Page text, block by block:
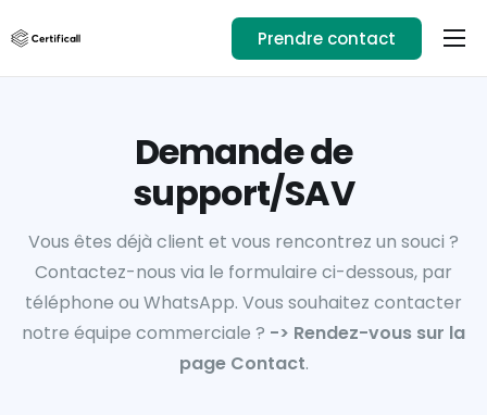
Usages
Téléchargez l’app
01.89.71.82.14
Se connecter
Prendre contact
Demande de
support/SAV
Vous êtes déjà client et vous rencontrez un souci ?
Contactez-nous via le formulaire ci-dessous, par
téléphone ou WhatsApp. Vous souhaitez contacter
notre équipe commerciale ? -> Rendez-vous sur la
page Contact.